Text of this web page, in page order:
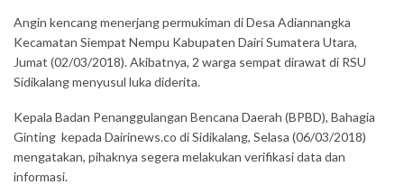
Angin kencang menerjang permukiman di Desa Adiannangka
Kecamatan Siempat Nempu Kabupaten Dairi Sumatera Utara,
Jumat (02/03/2018). Akibatnya, 2 warga sempat dirawat di RSU
Sidikalang menyusul luka diderita.
Kepala Badan Penanggulangan Bencana Daerah (BPBD), Bahagia
Ginting kepada Dairinews.co di Sidikalang, Selasa (06/03/2018)
mengatakan, pihaknya segera melakukan verifikasi data dan
informasi.